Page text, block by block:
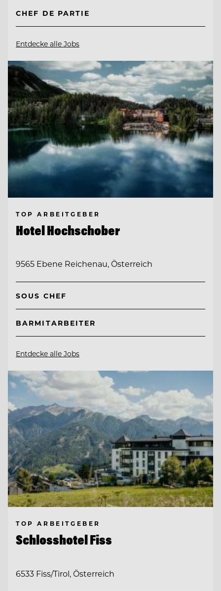
CHEF DE PARTIE
Entdecke alle Jobs
TOP ARBEITGEBER
Hotel Hochschober
9565 Ebene Reichenau, Österreich
SOUS CHEF
BARMITARBEITER
Entdecke alle Jobs
TOP ARBEITGEBER
Schlosshotel Fiss
6533 Fiss/Tirol, Österreich